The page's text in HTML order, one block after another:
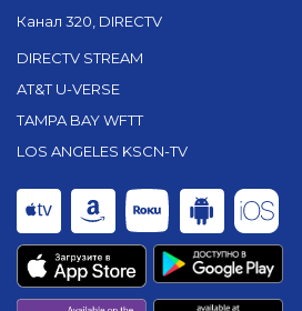
Канал 320, DIRECTV
DIRECTV STREAM
AT&T U-VERSE
TAMPA BAY WFTT
LOS ANGELES KSCN-TV